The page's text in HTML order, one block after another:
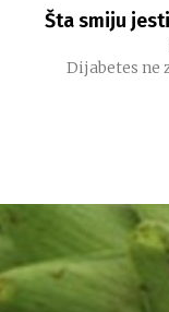
Šta smiju
Dijabetes ne